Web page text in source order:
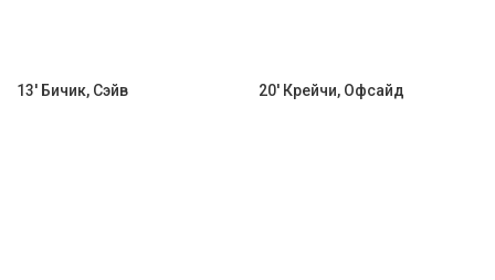
13' Бичик, Сэйв 20' Крейчи, Офсайд